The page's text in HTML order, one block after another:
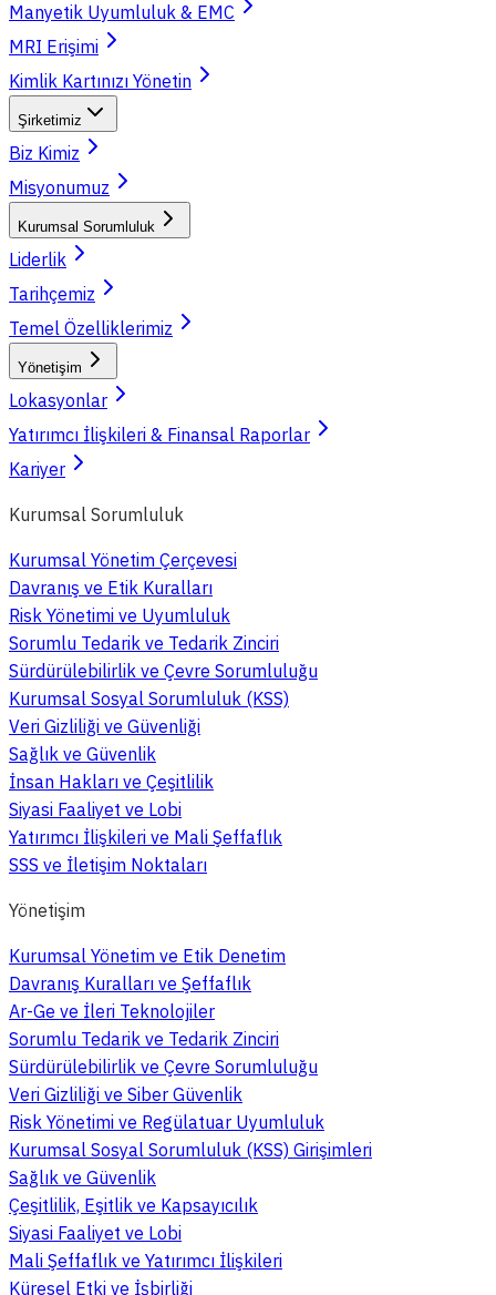
Manyetik Uyumluluk & EMC
MRI Erişimi
Kimlik Kartınızı Yönetin
Şirketimiz
Biz Kimiz
Misyonumuz
Kurumsal Sorumluluk
Liderlik
Tarihçemiz
Temel Özelliklerimiz
Yönetişim
Lokasyonlar
Yatırımcı İlişkileri & Finansal Raporlar
Kariyer
Kurumsal Sorumluluk
Kurumsal Yönetim Çerçevesi
Davranış ve Etik Kuralları
Risk Yönetimi ve Uyumluluk
Sorumlu Tedarik ve Tedarik Zinciri
Sürdürülebilirlik ve Çevre Sorumluluğu
Kurumsal Sosyal Sorumluluk (KSS)
Veri Gizliliği ve Güvenliği
Sağlık ve Güvenlik
İnsan Hakları ve Çeşitlilik
Siyasi Faaliyet ve Lobi
Yatırımcı İlişkileri ve Mali Şeffaflık
SSS ve İletişim Noktaları
Yönetişim
Kurumsal Yönetim ve Etik Denetim
Davranış Kuralları ve Şeffaflık
Ar-Ge ve İleri Teknolojiler
Sorumlu Tedarik ve Tedarik Zinciri
Sürdürülebilirlik ve Çevre Sorumluluğu
Veri Gizliliği ve Siber Güvenlik
Risk Yönetimi ve Regülatuar Uyumluluk
Kurumsal Sosyal Sorumluluk (KSS) Girişimleri
Sağlık ve Güvenlik
Çeşitlilik, Eşitlik ve Kapsayıcılık
Siyasi Faaliyet ve Lobi
Mali Şeffaflık ve Yatırımcı İlişkileri
Küresel Etki ve İşbirliği